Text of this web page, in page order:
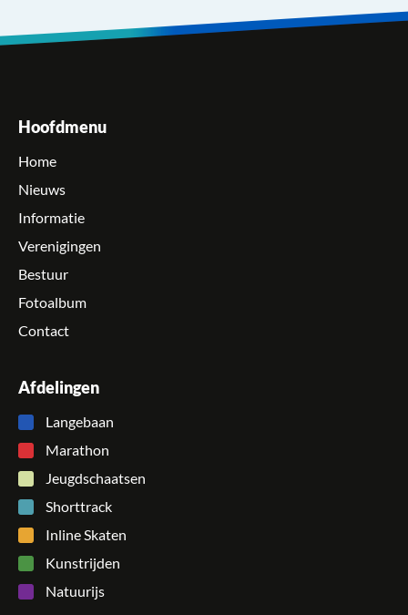
Hoofdmenu
Home
Nieuws
Informatie
Verenigingen
Bestuur
Fotoalbum
Contact
Afdelingen
Langebaan
Marathon
Jeugdschaatsen
Shorttrack
Inline Skaten
Kunstrijden
Natuurijs